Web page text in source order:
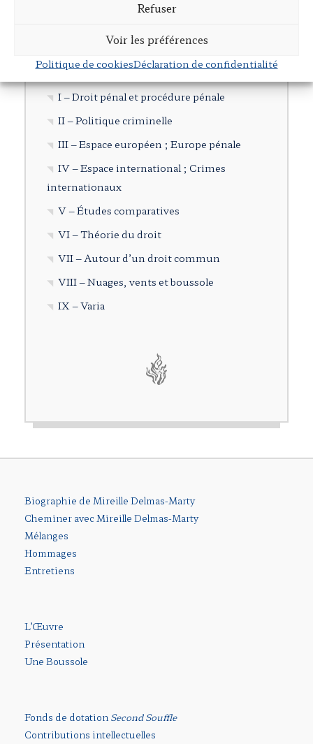
Refuser
Voir les préférences
Politique de cookiesDéclaration de confidentialité
Autres publications
Documents en langue étrangère
Cartographie
I – Droit pénal et procédure pénale
II – Politique criminelle
III – Espace européen ; Europe pénale
IV – Espace international ; Crimes
internationaux
V – Études comparatives
VI – Théorie du droit
VII – Autour d’un droit commun
VIII – Nuages, vents et boussole
IX – Varia
Biographie de Mireille Delmas-Marty
Cheminer avec Mireille Delmas-Marty
Mélanges
Hommages
Entretiens
L’Œuvre
Présentation
Une Boussole
Fonds de dotationSecond Souffle
Contributions intellectuelles